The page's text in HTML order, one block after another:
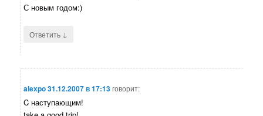
С новым годом:)
Ответить ↓
alexpo31.12.2007 в 17:13говорит:
C наступающим!